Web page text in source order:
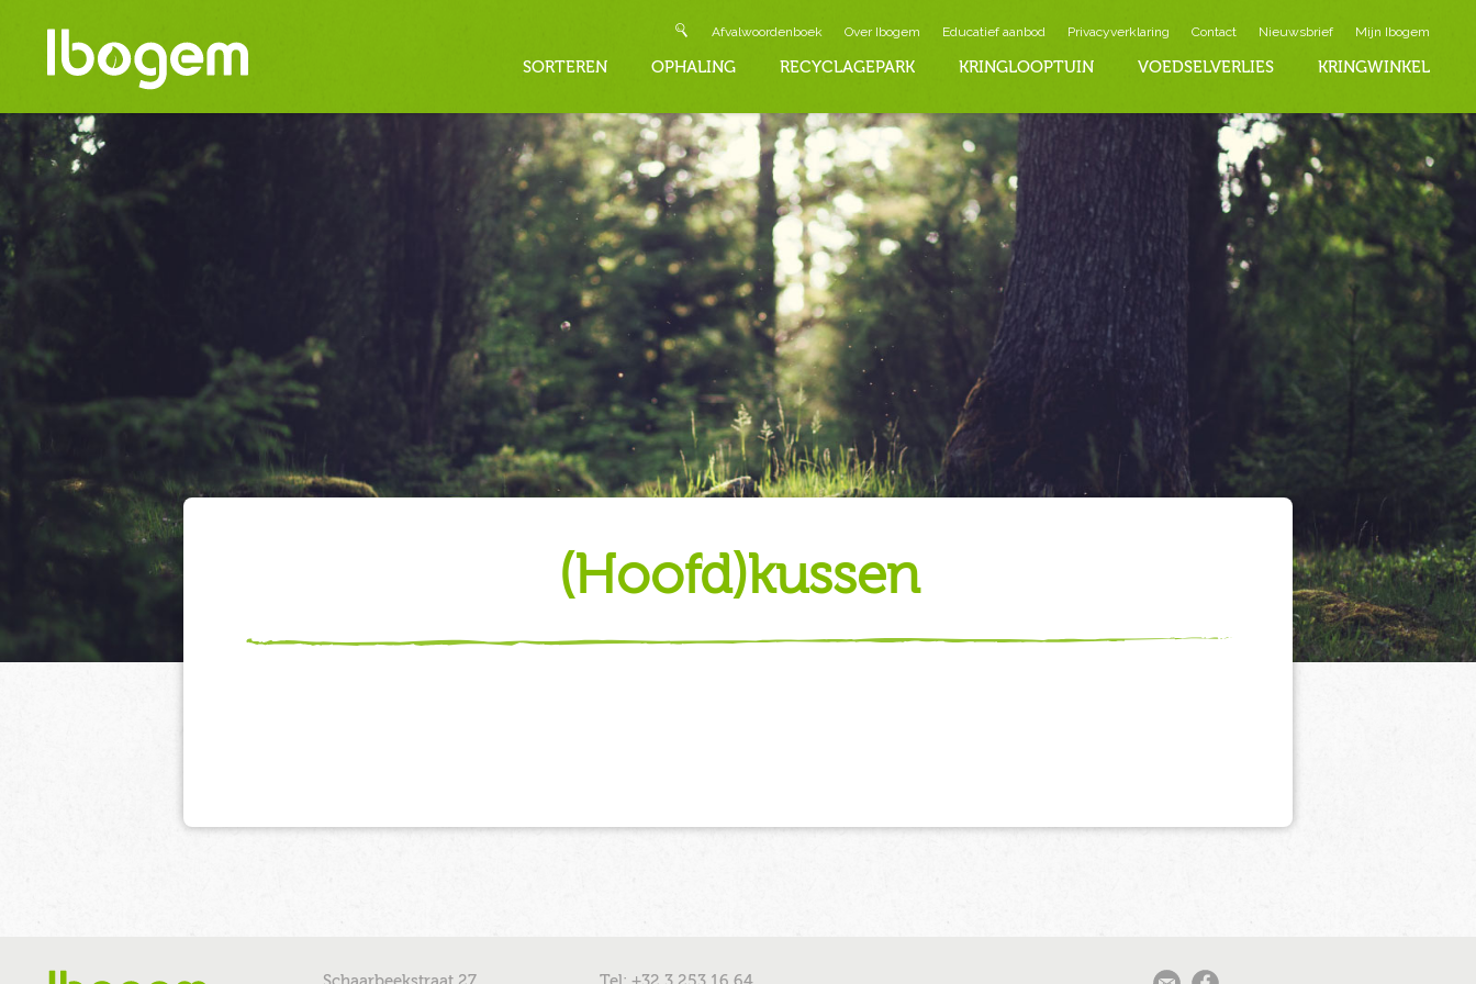
Afvalwoordenboek Over Ibogem Educatief aanbod Privacyverklaring Contact Nieuwsbrief Mijn Ibogem
SORTEREN OPHALING RECYCLAGEPARK KRINGLOOPTUIN VOEDSELVERLIES KRINGWINKEL
(hoofd)kussen